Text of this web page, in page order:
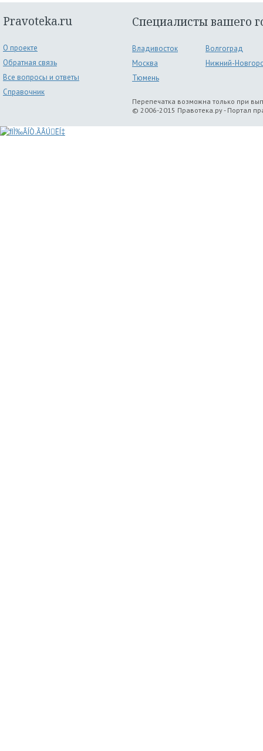
Pravoteka.ru
О проекте
Обратная связь
Все вопросы и ответы
Справочник
Специалисты вашего
Владивосток
Волгоград
Москва
Нижний-
Тюмень
Перепечатка возможна только при
© 2006-2015 Правотека.ру - Портал